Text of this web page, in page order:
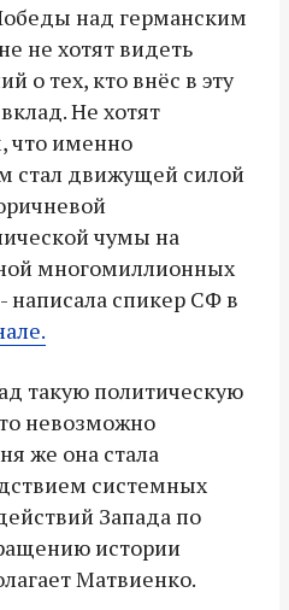
над германским
не хотят видеть
о тех, кто внёс в эту
Не хотят
что именно
стал движущей силой
чумы на
многомиллионных
написала спикер СФ в
такую политическую
невозможно
же она стала
системных
Запада по
истории
Матвиенко.